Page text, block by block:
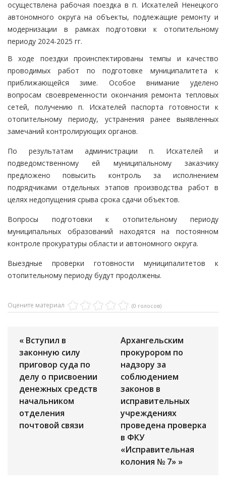
осуществлена рабочая поездка в п. Искателей Ненецкого
автономного округа на объекты, подлежащие ремонту и
модернизации в рамках подготовки к отопительному
периоду 2024-2025 гг.
В ходе поездки проинспектированы темпы и качество
проводимых работ по подготовке муниципалитета к
приближающейся зиме. Особое внимание уделено
вопросам своевременности окончания ремонта тепловых
сетей, получению п. Искателей паспорта готовности к
отопительному периоду, устранения ранее выявленных
замечаний контролирующих органов.
По результатам администрации п. Искателей и
подведомственному ей муниципальному заказчику
предложено повысить контроль за исполнением
подрядчиками отдельных этапов производства работ в
целях недопущения срыва срока сдачи объектов.
Вопросы подготовки к отопительному периоду
муниципальных образований находятся на постоянном
контроле прокуратуры области и автономного округа.
Выездные проверки готовности муниципалитетов к
отопительному периоду будут продолжены.
Оцените материал (0 голосов)
« Вступил в
законную силу
приговор суда по
делу о присвоении
денежных средств
начальником
отделения
почтовой связи
Архангельским
прокурором по
надзору за
соблюдением
законов в
исправительных
учреждениях
проведена проверка
в ФКУ
«Исправительная
колония № 7» »